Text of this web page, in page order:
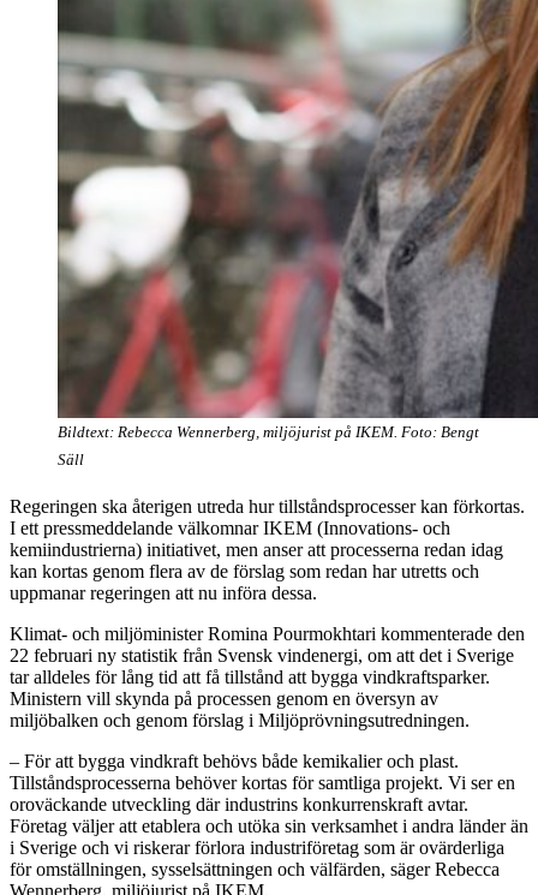
Bildtext: Rebecca Wennerberg, miljöjurist på IKEM. Foto: Bengt
Säll
Regeringen ska återigen utreda hur tillståndsprocesser kan förkortas.
I ett pressmeddelande välkomnar IKEM (Innovations- och
kemiindustrierna) initiativet, men anser att processerna redan idag
kan kortas genom flera av de förslag som redan har utretts och
uppmanar regeringen att nu införa dessa.
Klimat- och miljöminister Romina Pourmokhtari kommenterade den
22 februari ny statistik från Svensk vindenergi, om att det i Sverige
tar alldeles för lång tid att få tillstånd att bygga vindkraftsparker.
Ministern vill skynda på processen genom en översyn av
miljöbalken och genom förslag i Miljöprövningsutredningen.
– För att bygga vindkraft behövs både kemikalier och plast.
Tillståndsprocesserna behöver kortas för samtliga projekt. Vi ser en
oroväckande utveckling där industrins konkurrenskraft avtar.
Företag väljer att etablera och utöka sin verksamhet i andra länder än
i Sverige och vi riskerar förlora industriföretag som är ovärderliga
för omställningen, sysselsättningen och välfärden, säger Rebecca
Wennerberg, miljöjurist på IKEM.